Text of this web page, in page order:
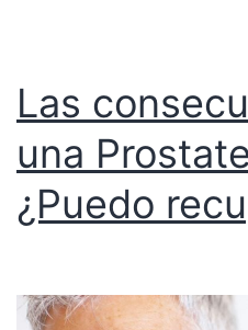
Las
una
¿Puedo